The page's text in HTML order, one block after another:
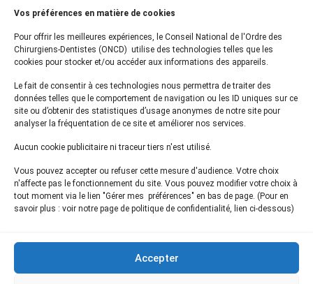
Vos préférences en matière de cookies
Pour offrir les meilleures expériences, le Conseil National de l'Ordre des
Chirurgiens-Dentistes (ONCD) utilise des technologies telles que les
cookies pour stocker et/ou accéder aux informations des appareils.
Le fait de consentir à ces technologies nous permettra de traiter des
données telles que le comportement de navigation ou les ID uniques sur ce
site ou d’obtenir des statistiques d’usage anonymes de notre site pour
analyser la fréquentation de ce site et améliorer nos services.
Aucun cookie publicitaire ni traceur tiers n'est utilisé.
Vous pouvez accepter ou refuser cette mesure d'audience. Votre choix
n'affecte pas le fonctionnement du site. Vous pouvez modifier votre choix à
tout moment via le lien "Gérer mes préférences" en bas de page. (Pour en
savoir plus : voir notre page de politique de confidentialité, lien ci-dessous)
Accepter
01 44 34 78 80
courrier@oncd.org
Actualités
Presse
Informations légales
Plan du site
Inscrivez-vous à notrenewsletter